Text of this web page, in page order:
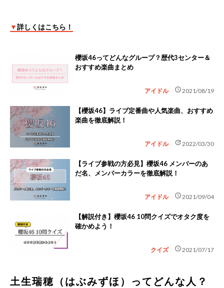
▼詳しくはこちら！
櫻坂46ってどんなグループ？歴代3センター＆
おすすめ楽曲まとめ
アイドル schedule2021/08/19
【櫻坂46】ライブ定番曲や人気楽曲、おすすめ
楽曲を徹底解説！
アイドル update2022/03/30
【ライブ参戦の方必見】櫻坂46 メンバーのあ
だ名、メンバーカラーを徹底解説！
アイドル schedule2021/09/04
【解説付き】櫻坂46 10問クイズでオタク度を
確かめよう！
クイズ schedule2021/07/17
土生瑞穂（はぶみずほ）ってどんな人？